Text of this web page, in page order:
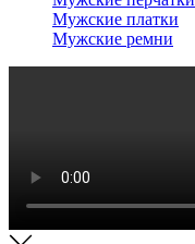
Мужские платки
Мужские ремни